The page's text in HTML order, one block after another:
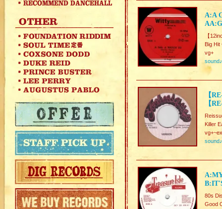
A:A
【
Big Hit
vg+
sound♪
【
【
Killer
sound♪
80s
Good